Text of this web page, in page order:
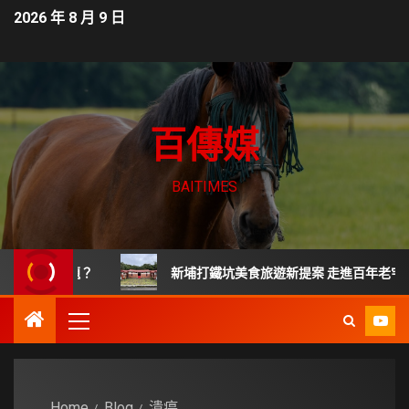
2026 年 8 月 9 日
百傳媒
BAITIMES
麼問題？ 新埔打鐵坑美食旅遊新提案 走進百年老宅嚐新